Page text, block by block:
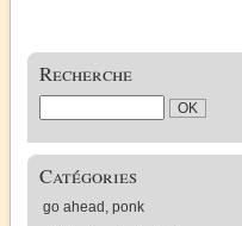
Recherche
Catégories
go ahead, ponk